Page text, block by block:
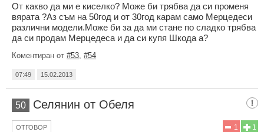
От какво да ми е киселко? Може би трябва да си променя
вярата ?Аз съм на 50год и от 30год карам само Мерцедеси
различни модели.Може би за да ми стане по сладко трябва
да си продам Мерцедеса и да си купя Шкода а?
Коментиран от #53 #54
07:49 15.02.2013
50 Селянин от Обеля
1
1
ОТГОВОР